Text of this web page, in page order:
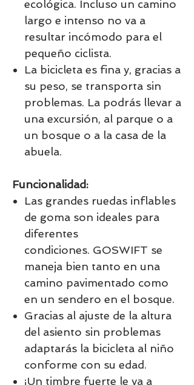
ecológica. Incluso un camino
largo e intenso no va a
resultar incómodo para el
pequeño ciclista.
La bicicleta es fina y, gracias a
su peso, se transporta sin
problemas. La podrás llevar a
una excursión, al parque o a
un bosque o a la casa de la
abuela.
Funcionalidad:
Las grandes ruedas inflables
de goma son ideales para
diferentes
condiciones. GOSWIFT se
maneja bien tanto en una
camino pavimentado como
en un sendero en el bosque.
Gracias al ajuste de la altura
del asiento sin problemas
adaptarás la bicicleta al niño
conforme con su edad.
¡Un timbre fuerte le va a